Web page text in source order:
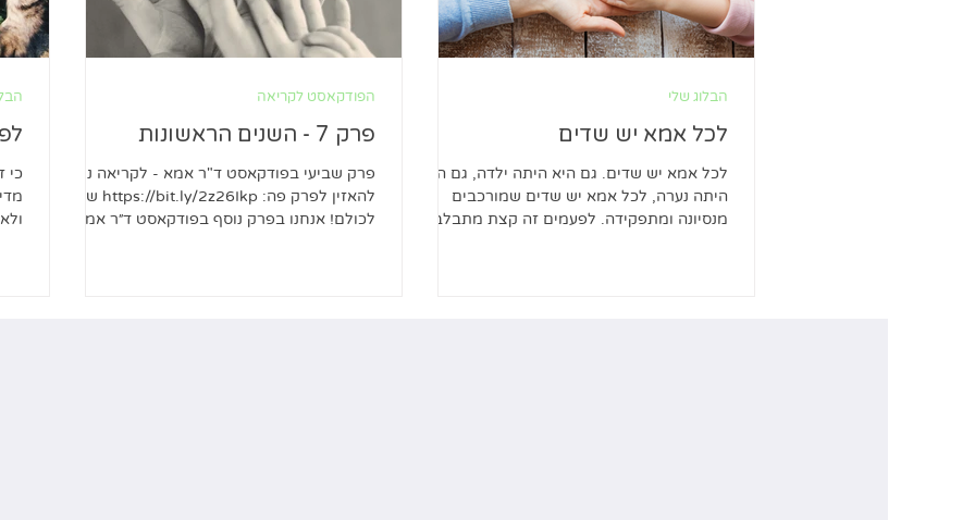
לכל אמא יש שדים
לכל אמא יש שדים. גם היא היתה ילדה, גם היא
היתה נערה, לכל אמא יש שדים שמורכבים
מנסיונה ומתפקידה. לפעמים זה קצת מתבלבל
הבלוג שלי
פרק 7 - השנים הראשונות
פרק שביעי בפודקאסט ד"ר אמא - לקריאה ניתן
להאזין לפרק פה: https://bit.ly/2z26Ikp שלום
לכולם! אנחנו בפרק נוסף בפודקאסט ד״ר אמא.
הפודקאסט לקריאה
כי